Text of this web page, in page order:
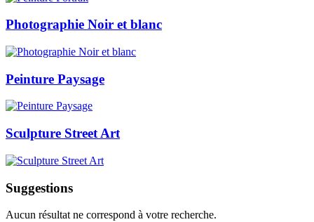
Photographie Noir et blanc
Peinture Paysage
Sculpture Street Art
Suggestions
Aucun résultat ne correspond à votre recherche.